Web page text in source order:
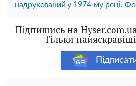
надрукований у 1974-му році.
Підпишись на
Тільки